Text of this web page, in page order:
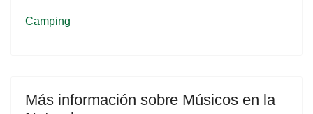
Camping
Más información sobre Músicos en la